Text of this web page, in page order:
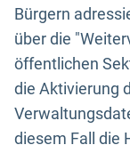
Bürgern
über die
öffentlichen
die Aktivierung
diesem Fall die